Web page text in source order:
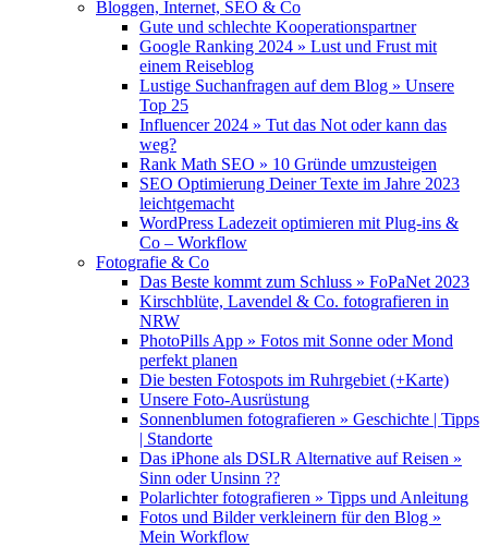
Bloggen, Internet, SEO & Co
Gute und schlechte Kooperationspartner
Google Ranking 2024 » Lust und Frust mit
einem Reiseblog
Lustige Suchanfragen auf dem Blog » Unsere
Top 25
Influencer 2024 » Tut das Not oder kann das
weg?
Rank Math SEO » 10 Gründe umzusteigen
SEO Optimierung Deiner Texte im Jahre 2023
leichtgemacht
WordPress Ladezeit optimieren mit Plug-ins &
Co – Workflow
Fotografie & Co
Das Beste kommt zum Schluss » FoPaNet 2023
Kirschblüte, Lavendel & Co. fotografieren in
NRW
PhotoPills App » Fotos mit Sonne oder Mond
perfekt planen
Die besten Fotospots im Ruhrgebiet (+Karte)
Unsere Foto-Ausrüstung
Sonnenblumen fotografieren » Geschichte | Tipps
| Standorte
Das iPhone als DSLR Alternative auf Reisen »
Sinn oder Unsinn ??
Polarlichter fotografieren » Tipps und Anleitung
Fotos und Bilder verkleinern für den Blog »
Mein Workflow